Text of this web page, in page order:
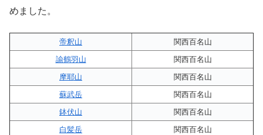
めました。
帝釈山
関西百名山
諭鶴羽山
関西百名山
摩耶山
関西百名山
蘇武岳
関西百名山
鉢伏山
関西百名山
白髪岳
関西百名山